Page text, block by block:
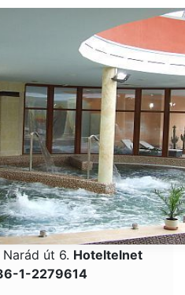
út 6. Hoteltelnet
1-2279614